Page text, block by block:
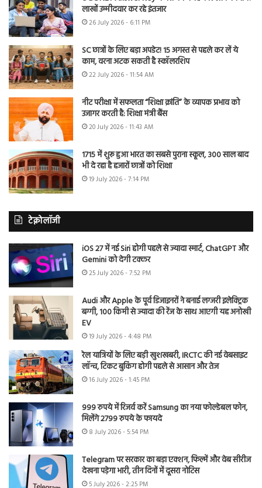
लाखों उम्मीदवार कर रहे इंतजार
26 July 2026 - 6:11 PM
SC छात्रों के लिए बड़ा अपडेट! 15 अगस्त से पहले कर लें ये
काम, वरना अटक सकती है स्कॉलरशिप
22 July 2026 - 11:54 AM
नीट परीक्षा में सफलता “शिक्षा क्रांति” के व्यापक प्रभाव को
उजागर करती है: शिक्षा मंत्री बैंस
20 July 2026 - 11:43 AM
1715 में शुरू हुआ भारत का सबसे पुराना स्कूल, 300 साल बाद
भी दे रहा है हजारों छात्रों को शिक्षा
19 July 2026 - 7:14 PM
टेक्नोलॉजी
iOS 27 में नई Siri होगी पहले से ज्यादा स्मार्ट, ChatGPT और
Gemini को देगी टक्कर
25 July 2026 - 7:52 PM
Audi और Apple के पूर्व डिजाइनरों ने बनाई लग्जरी इलेक्ट्रिक
बग्गी, 100 किमी से ज्यादा की रेंज के साथ आएगी यह अनोखी
EV
19 July 2026 - 4:48 PM
रेल यात्रियों के लिए बड़ी खुशखबरी, IRCTC की नई वेबसाइट
लॉन्च, टिकट बुकिंग होगी पहले से आसान और तेज
16 July 2026 - 1:45 PM
999 रुपये में रिजर्व करें Samsung का नया फोल्डेबल फोन,
मिलेंगे 2799 रुपये के फायदे
8 July 2026 - 5:54 PM
Telegram पर सरकार का बड़ा एक्शन, फिल्में और वेब सीरीज
देखना पड़ेगा भारी, तीन दिनों में दूसरा नोटिस
5 July 2026 - 2:25 PM